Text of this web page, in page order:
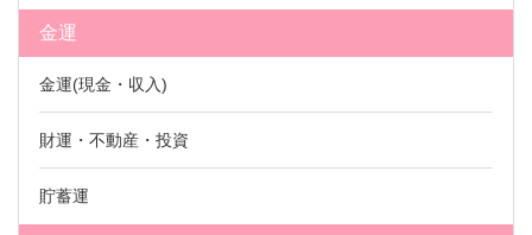
金運
金運(現金・収入)
財運・不動産・投資
貯蓄運